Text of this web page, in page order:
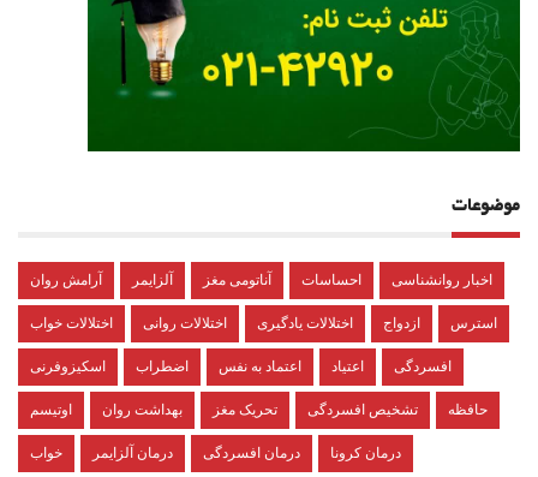
موضوعات
آرامش روان آلزایمر آناتومی مغز احساسات اخبار روانشناسی
اختلالات خواب اختلالات روانی اختلالات یادگیری ازدواج استرس
اسکیزوفرنی اضطراب اعتماد به نفس اعتیاد افسردگی
اوتیسم بهداشت روان تحریک مغز تشخیص افسردگی حافظه
خواب درمان آلزایمر درمان افسردگی درمان کرونا